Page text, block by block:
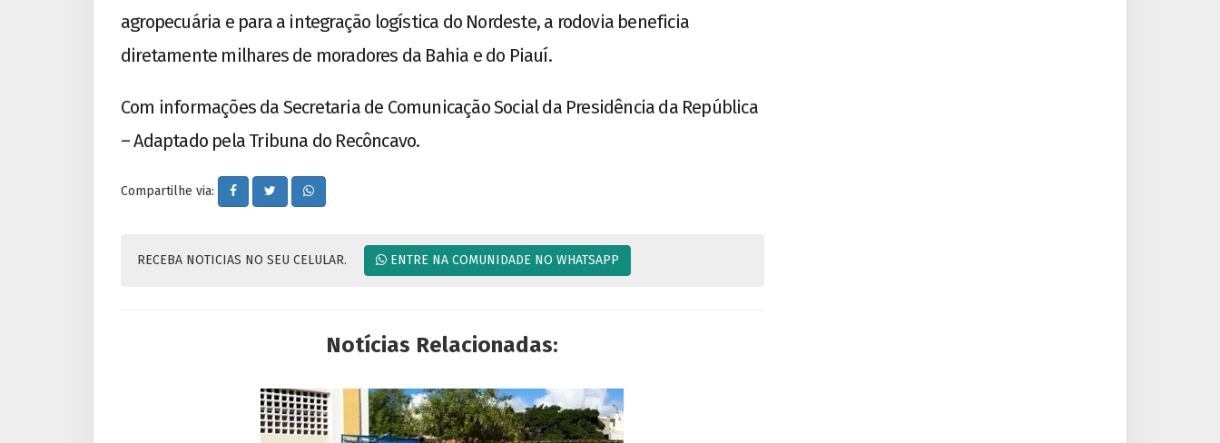
agropecuária e para a integração logística do Nordeste, a rodovia beneficia
diretamente milhares de moradores da Bahia e do Piauí.
Com informações da Secretaria de Comunicação Social da Presidência da República
– Adaptado pela Tribuna do Recôncavo.
Compartilhe via:
RECEBA NOTICIAS NO SEU CELULAR. ENTRE NA COMUNIDADE NO WHATSAPP
Notícias Relacionadas: